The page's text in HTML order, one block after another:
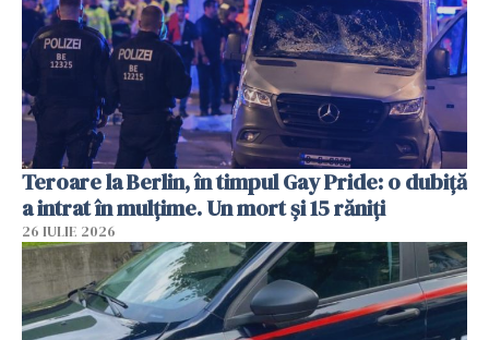
Teroare la Berlin, în timpul Gay Pride: o dubiță
a intrat în mulțime. Un mort și 15 răniți
26 IULIE 2026